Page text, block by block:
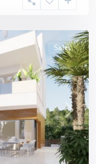
Next
Sales